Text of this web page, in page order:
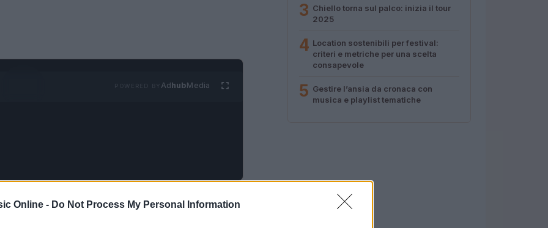
Online - Do Not Process My Personal Information
AdhubMedia
3 Chiello torna sul palco: inizia il tour
2025
4 Location sostenibili per festival:
criteri e metriche per una scelta
consapevole
5 Gestire l’ansia da cronaca con
musica e playlist tematiche